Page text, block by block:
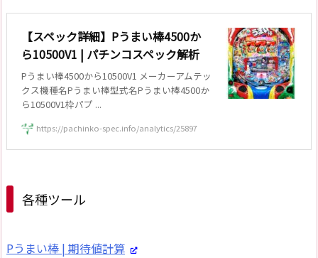
【スペック詳細】Pうまい棒4500か
ら10500V1 | パチンコスペック解析
Pうまい棒4500から10500V1 メーカーアムテッ
クス機種名Pうまい棒型式名Pうまい棒4500か
ら10500V1枠パプ ...
https://pachinko-spec.info/analytics/25897
各種ツール
Pうまい棒 | 期待値計算